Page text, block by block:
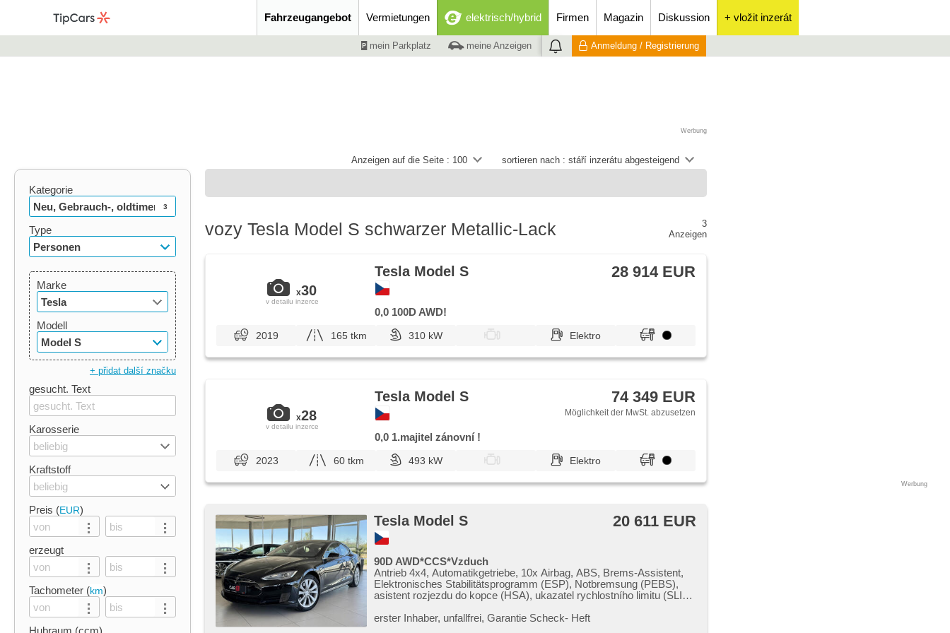
Fahrzeugangebot Vermietungen elektrisch/hybrid Firmen Magazin Diskussion + vložit inzerát
mein Parkplatz meine Anzeigen Anmeldung / Registrierung
Werbung
sortieren nach : stáří inzerátu abgesteigend
Anzeigen auf die Seite : 100
Kategorie
Neu, Gebrauch-, oldtimer
3
Type
Personen
Marke
Tesla
Modell
Model S
+ přidat další značku
gesucht. Text
Karosserie
beliebig
Kraftstoff
beliebig
Preis (EUR)
erzeugt
Tachometer (km)
Hubraum (ccm)
vozy Tesla Model S schwarzer Metallic-Lack
3
Anzeigen
x30
v detailu inzerce
Tesla Model S 28 914 EUR
0,0 100D AWD!
2019 165 tkm 310 kW Elektro
x28
v detailu inzerce
Tesla Model S 74 349 EUR
Möglichkeit der MwSt. abzusetzen
0,0 1.majitel zánovní !
2023 60 tkm 493 kW Elektro
Tesla Model S 20 611 EUR
90D AWD*CCS*Vzduch
Antrieb 4x4, Automatikgetriebe, 10x Airbag, ABS, Brems-Assistent,
Elektronisches Stabilitätsprogramm (ESP), Notbremsung (PEBS),
asistent rozjezdu do kopce (HSA), ukazatel rychlostního limitu (SLIF),
jízdního pruhu, asistent jízdy v jízdním pruhu, automatisch im Berg
erster Inhaber,​ unfallfrei,​ Garantie Scheck​- Heft
Werbung